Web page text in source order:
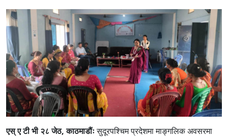
एस् ए टी भी २८ जेठ, काठमाडौंःसुदूरपश्चिम प्रदेशमा माङ्गलिक अवसरमा